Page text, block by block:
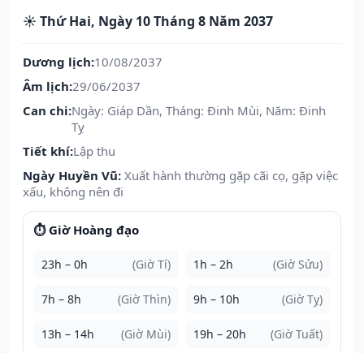
☀️ Thứ Hai, Ngày 10 Tháng 8 Năm 2037
Dương lịch:10/08/2037
Âm lịch:29/06/2037
Can chi:Ngày: Giáp Dần, Tháng: Đinh Mùi, Năm: Đinh
Tỵ
Tiết khí:Lập thu
Ngày Huyền Vũ: Xuất hành thường gặp cãi cọ, gặp việc
xấu, không nên đi
⏱️ Giờ Hoàng đạo
23h – 0h (Giờ Tí) 1h – 2h (Giờ Sửu)
7h – 8h (Giờ Thìn) 9h – 10h (Giờ Tỵ)
13h – 14h (Giờ Mùi) 19h – 20h (Giờ Tuất)